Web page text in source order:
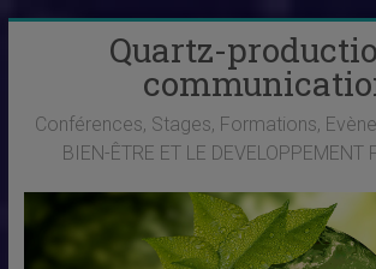
Quartz-
Conférences, Stages, Formations,
BIEN-ÊTRE ET LE DEVELOPPEMENT